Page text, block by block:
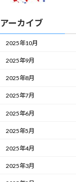
アーカイブ
2025年10月
2025年9月
2025年8月
2025年7月
2025年6月
2025年5月
2025年4月
2025年3月